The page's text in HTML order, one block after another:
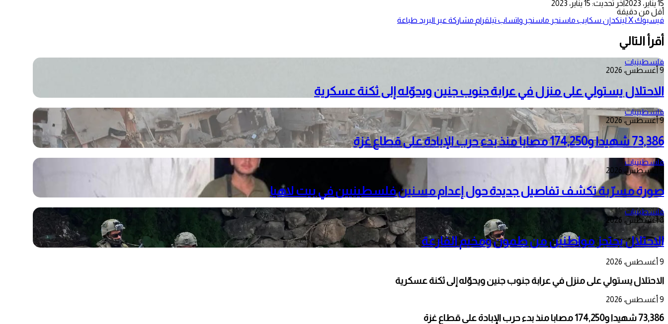
15 يناير، 2023
آخر تحديث: 15 يناير، 2023
أقل من دقيقة
فيسبوك‫Xلينكدإن سكايب ماسنجر ماسنجر واتساب تيلقرام مشاركة عبر البريد طباعة
أقرأ التالي
فلسطينيات
9 أغسطس، 2026
الاحتلال يستولي على منزل في عرابة جنوب جنين ويحوّله إلى ثكنة عسكرية
فلسطينيات
9 أغسطس، 2026
73,386 شهيدا و174,250 مصابا منذ بدء حرب الإبادة على قطاع غزة
فلسطينيات
صورة مسرّبة تكشف تفاصيل جديدة حول إعدام مسنين فلسطينيين في بيت لاهيا
فلسطينيات
8 أغسطس، 2026
الاحتلال يحتجز مواطنين من طمون ومخيم الفارعة
9 أغسطس، 2026
الاحتلال يستولي على منزل في عرابة جنوب جنين ويحوّله إلى ثكنة عسكرية
9 أغسطس، 2026
73,386 شهيدا و174,250 مصابا منذ بدء حرب الإبادة على قطاع غزة